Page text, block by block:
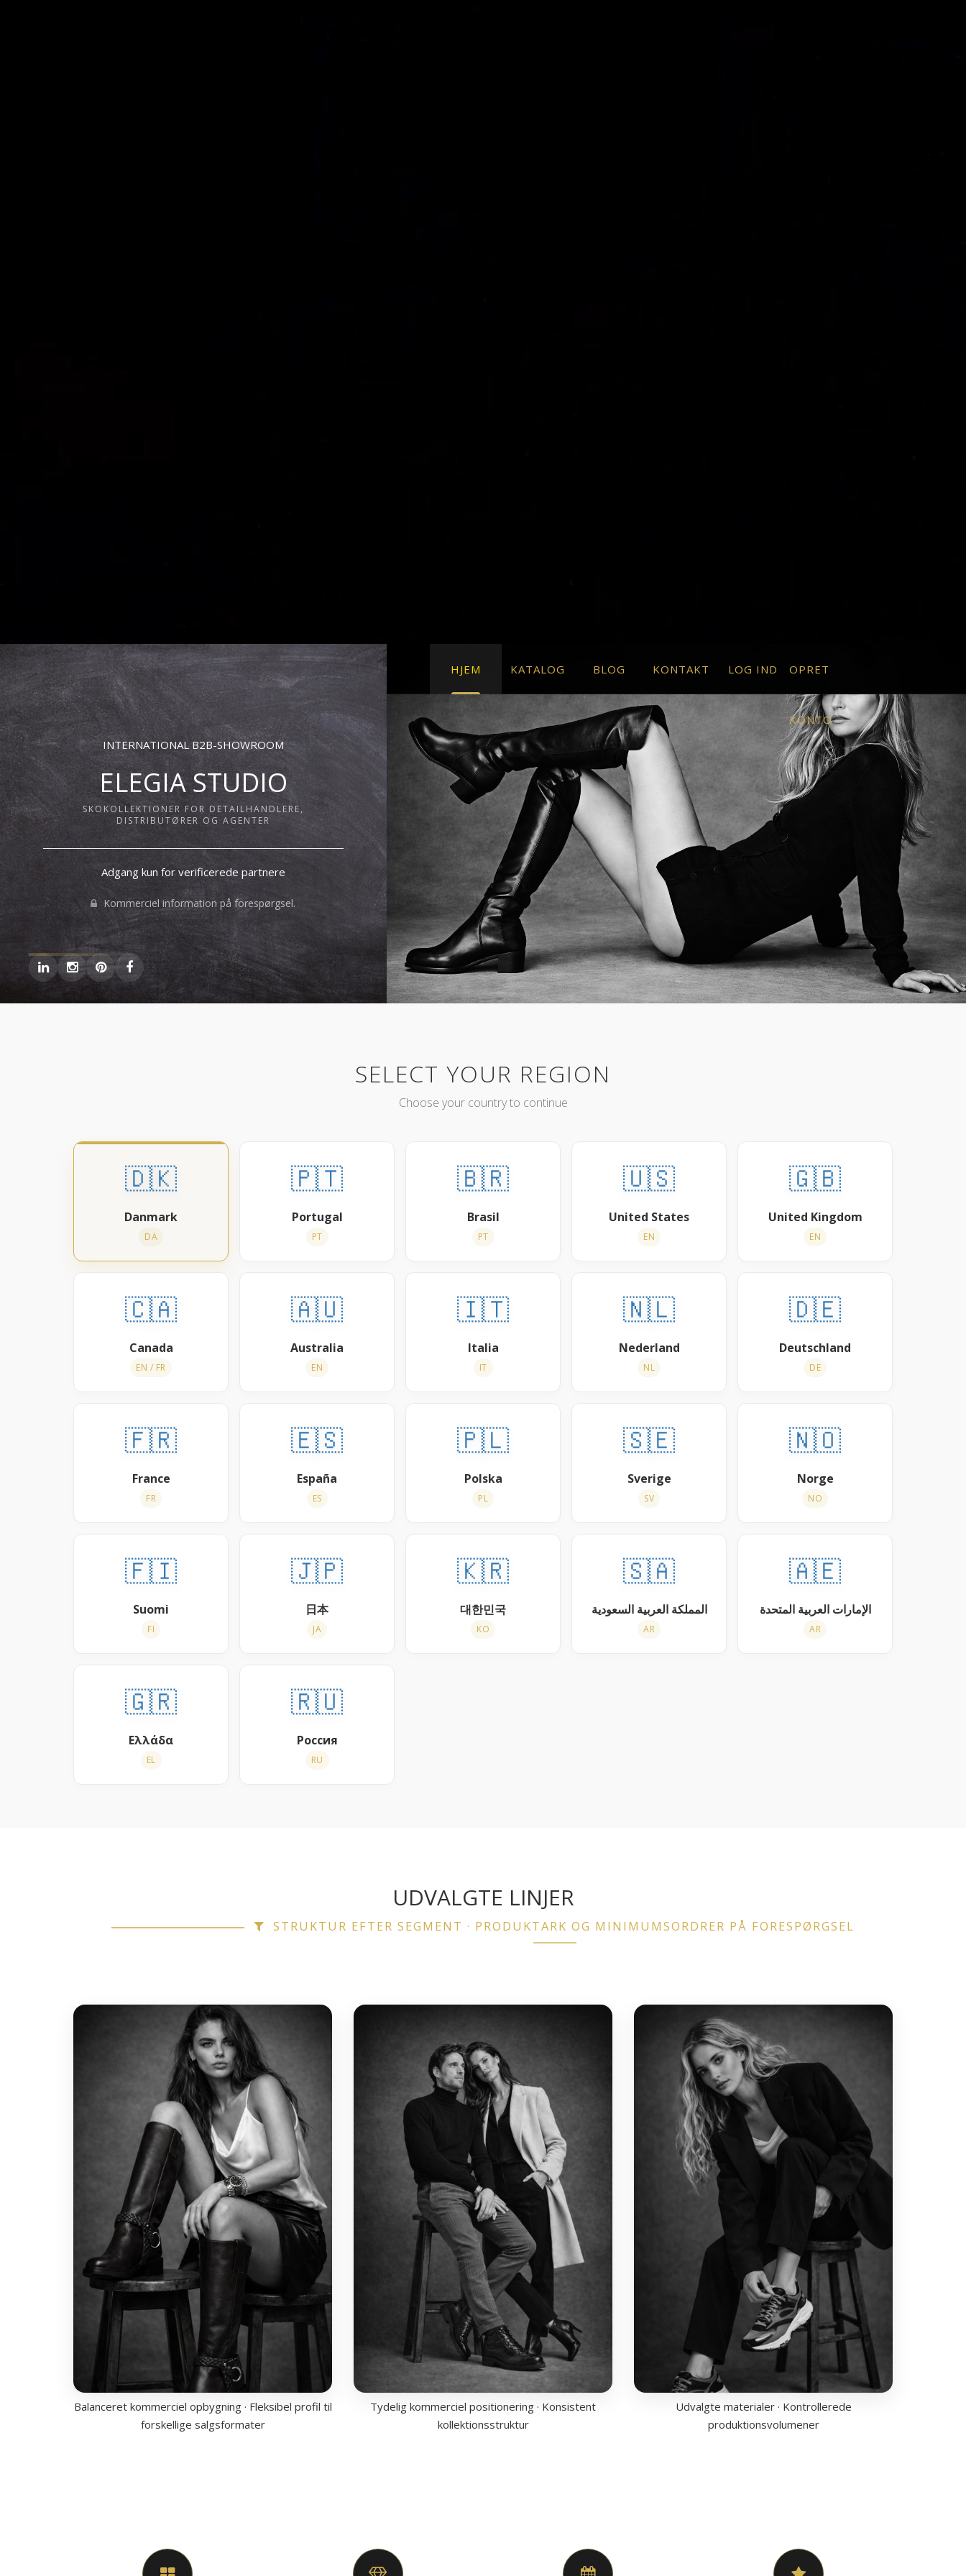
INTERNATIONAL B2B-SHOWROOM
ELEGIA STUDIO
SKOKOLLEKTIONER FOR DETAILHANDLERE,
DISTRIBUTØRER OG AGENTER
Adgang kun for verificerede partnere
Kommerciel information på forespørgsel.
HJEM KATALOG BLOG KONTAKT LOG IND OPRET
KONTO
SELECT YOUR REGION
Choose your country to continue
🇩🇰
Danmark
DA
🇵🇹
Portugal
PT
🇧🇷
Brasil
PT
🇺🇸
United States
EN
🇬🇧
United Kingdom
EN
🇨🇦
Canada
EN / FR
🇦🇺
Australia
EN
🇮🇹
Italia
IT
🇳🇱
Nederland
NL
🇩🇪
Deutschland
DE
🇫🇷
France
FR
🇪🇸
España
ES
🇵🇱
Polska
PL
🇸🇪
Sverige
SV
🇳🇴
Norge
NO
🇫🇮
Suomi
FI
🇯🇵
日本
JA
🇰🇷
대한민국
KO
🇸🇦
المملكة العربية السعودية
AR
🇦🇪
الإمارات العربية المتحدة
AR
🇬🇷
Ελλάδα
EL
🇷🇺
Россия
RU
UDVALGTE LINJER
STRUKTUR EFTER SEGMENT · PRODUKTARK OG MINIMUMSORDRER PÅ FORESPØRGSEL
Balanceret kommerciel opbygning · Fleksibel profil til
forskellige salgsformater
LINJE
Tydelig kommerciel positionering · Konsistent
kollektionsstruktur
Udvalgte materialer · Kontrollerede
produktionsvolumener